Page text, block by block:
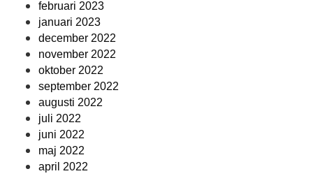
februari 2023
januari 2023
december 2022
november 2022
oktober 2022
september 2022
augusti 2022
juli 2022
juni 2022
maj 2022
april 2022